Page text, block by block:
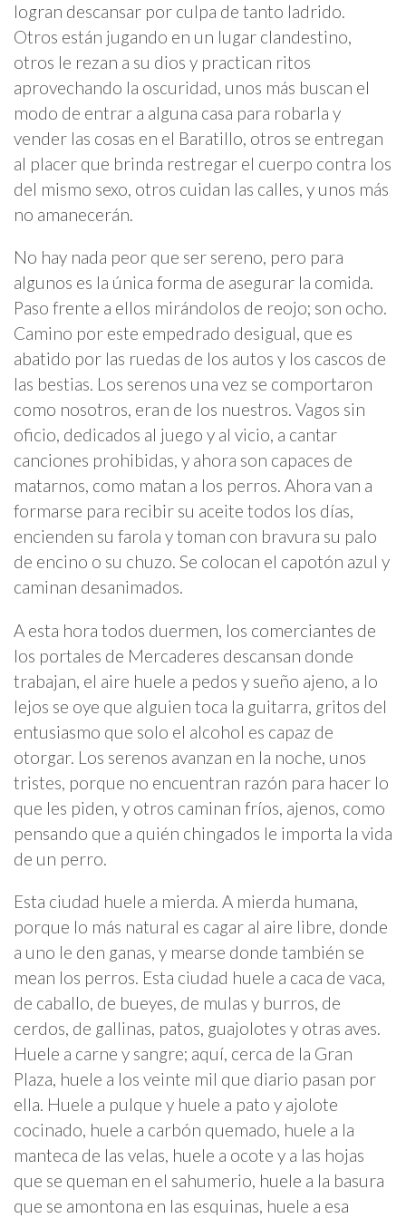
logran descansar por culpa de tanto ladrido.
Otros están jugando en un lugar clandestino,
otros le rezan a su dios y practican ritos
aprovechando la oscuridad, unos más buscan el
modo de entrar a alguna casa para robarla y
vender las cosas en el Baratillo, otros se entregan
al placer que brinda restregar el cuerpo contra los
del mismo sexo, otros cuidan las calles, y unos más
no amanecerán.
No hay nada peor que ser sereno, pero para
algunos es la única forma de asegurar la comida.
Paso frente a ellos mirándolos de reojo; son ocho.
Camino por este empedrado desigual, que es
abatido por las ruedas de los autos y los cascos de
las bestias. Los serenos una vez se comportaron
como nosotros, eran de los nuestros. Vagos sin
oficio, dedicados al juego y al vicio, a cantar
canciones prohibidas, y ahora son capaces de
matarnos, como matan a los perros. Ahora van a
formarse para recibir su aceite todos los días,
encienden su farola y toman con bravura su palo
de encino o su chuzo. Se colocan el capotón azul y
caminan desanimados.
A esta hora todos duermen, los comerciantes de
los portales de Mercaderes descansan donde
trabajan, el aire huele a pedos y sueño ajeno, a lo
lejos se oye que alguien toca la guitarra, gritos del
entusiasmo que solo el alcohol es capaz de
otorgar. Los serenos avanzan en la noche, unos
tristes, porque no encuentran razón para hacer lo
que les piden, y otros caminan fríos, ajenos, como
pensando que a quién chingados le importa la vida
de un perro.
Esta ciudad huele a mierda. A mierda humana,
porque lo más natural es cagar al aire libre, donde
a uno le den ganas, y mearse donde también se
mean los perros. Esta ciudad huele a caca de vaca,
de caballo, de bueyes, de mulas y burros, de
cerdos, de gallinas, patos, guajolotes y otras aves.
Huele a carne y sangre; aquí, cerca de la Gran
Plaza, huele a los veinte mil que diario pasan por
ella. Huele a pulque y huele a pato y ajolote
cocinado, huele a carbón quemado, huele a la
manteca de las velas, huele a ocote y a las hojas
que se queman en el sahumerio, huele a la basura
que se amontona en las esquinas, huele a esa